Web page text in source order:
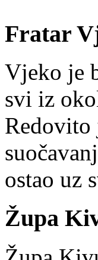
Fratar
Vjeko je
svi iz
Redovito
ostao uz
Župa